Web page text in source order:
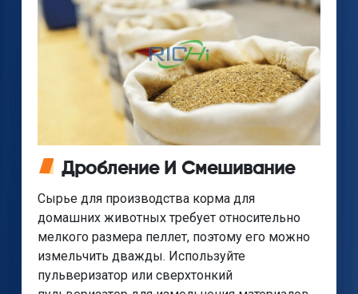
Дробление И Смешивание
Сырье для производства корма для
домашних животных требует относительно
мелкого размера пеллет, поэтому его можно
измельчить дважды. Используйте
пульверизатор или сверхтонкий